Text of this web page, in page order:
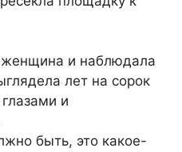
женщина и наблюдала
лет на сорок
и
быть, это какое-